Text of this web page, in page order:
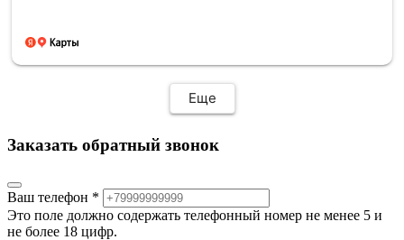
Еще
Заказать обратный звонок
Ваш телефон *
Это поле должно содержать телефонный номер не менее 5 и
не более 18 цифр.